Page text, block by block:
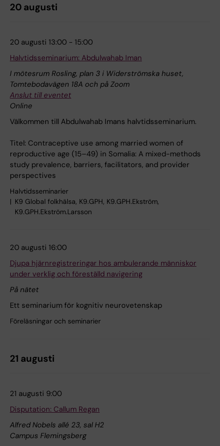
20 augusti
20 augusti 13:00 - 15:00
Halvtidsseminarium: Abdulwahab Iman
I mötesrum Rosling, plan 3 i Widerströmska huset,
Tomtebodavägen 18A och på Zoom
Anslut till eventet
Online
Välkommen till Abdulwahab Imans halvtidsseminarium.
Titel: Contraceptive use among married women of
reproductive age (15–49) in Somalia: A mixed-methods
study prevalence, barriers, facilitators, and provider
perspectives
Halvtidsseminarier
K9 Global folkhälsa, K9.GPH, K9.GPH.Ekström,
K9.GPH.Ekström.Larsson
20 augusti 16:00
Djupa hjärnregistreringar hos ambulerande människor
under verklig och föreställd navigering
På nätet
Ett seminarium för kognitiv neurovetenskap
Föreläsningar och seminarier
21 augusti
21 augusti 9:00
Disputation: Callum Regan
Alfred Nobels allé 23, sal H2
Campus Flemingsberg